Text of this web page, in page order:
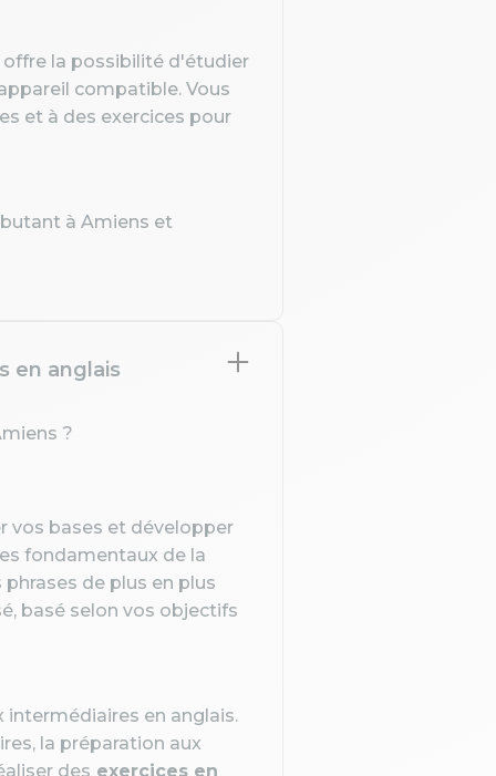
offre la possibilité d'étudier
compatible. Vous
et à des exercices pour
à Amiens et
en anglais
?
vos bases et développer
fondamentaux de la
de plus en plus
basé selon vos objectifs
en anglais.
la préparation aux
des exercices en